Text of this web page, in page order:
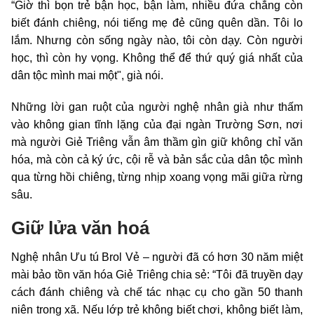
“Giờ thì bọn trẻ bận học, bận làm, nhiều đứa chẳng còn
biết đánh chiêng, nói tiếng mẹ đẻ cũng quên dần. Tôi lo
lắm. Nhưng còn sống ngày nào, tôi còn dạy. Còn người
học, thì còn hy vọng. Không thể để thứ quý giá nhất của
dân tộc mình mai một", già nói.
Những lời gan ruột của người nghệ nhân già như thấm
vào không gian tĩnh lặng của đại ngàn Trường Sơn, nơi
mà người Giẻ Triêng vẫn âm thầm gìn giữ không chỉ văn
hóa, mà còn cả ký ức, cội rễ và bản sắc của dân tộc mình
qua từng hồi chiêng, từng nhịp xoang vọng mãi giữa rừng
sâu.
Giữ lửa văn hoá
Nghệ nhân Ưu tú Brol Vẻ – người đã có hơn 30 năm miệt
mài bảo tồn văn hóa Giẻ Triêng chia sẻ: “Tôi đã truyền dạy
cách đánh chiêng và chế tác nhạc cụ cho gần 50 thanh
niên trong xã. Nếu lớp trẻ không biết chơi, không biết làm,